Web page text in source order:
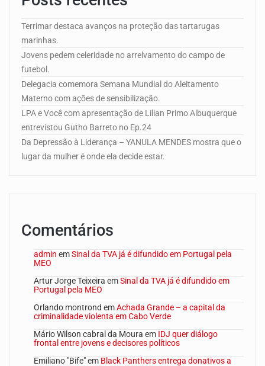
Terrimar destaca avanços na proteção das tartarugas
marinhas.
Jovens pedem celeridade no arrelvamento do campo de
futebol.
Delegacia comemora Semana Mundial do Aleitamento
Materno com ações de sensibilização.
LPA e Você com apresentação de Lilian Primo Albuquerque
entrevistou Gutho Barreto no Ep.24
Da Depressão à Liderança – YANULA MENDES mostra que o
lugar da mulher é onde ela decide estar.
Comentários
admin emSinal da TVA já é difundido em Portugal pela
MEO
Artur Jorge Teixeira emSinal da TVA já é difundido em
Portugal pela MEO
Orlando montrond emAchada Grande – a capital da
criminalidade violenta em Cabo Verde
Mário Wilson cabral da Moura em IDJ quer diálogo
frontal entre jovens e decisores políticos
Emiliano "Bife"em Black Panthers entrega donativos a